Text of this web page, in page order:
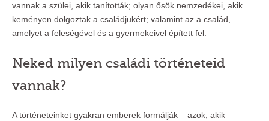
vannak a szülei, akik tanították; olyan ősök nemzedékei, akik
keményen dolgoztak a családjukért; valamint az a család,
amelyet a feleségével és a gyermekeivel épített fel.
Neked milyen családi történeteid
vannak?
A történeteinket gyakran emberek formálják – azok, akik